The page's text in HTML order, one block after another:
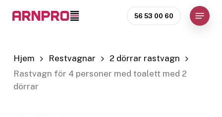
56 53 00 60
Menu
Hjem Restvagnar
2 dörrar rastvagn
Rastvagn för 4 personer med toalett med 2
dörrar